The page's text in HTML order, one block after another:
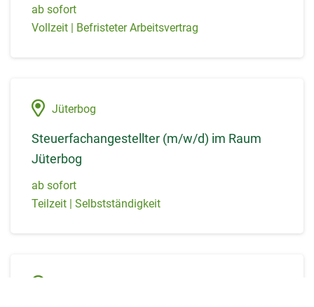
ab sofort
Vollzeit | Befristeter Arbeitsvertrag
Jüterbog
Steuerfachangestellter (m/w/d) im Raum
Jüterbog
ab sofort
Teilzeit | Selbstständigkeit